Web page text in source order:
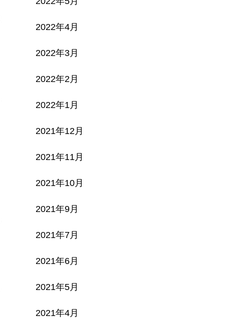
2022年4月
2022年3月
2022年2月
2022年1月
2021年12月
2021年11月
2021年10月
2021年9月
2021年7月
2021年6月
2021年5月
2021年4月